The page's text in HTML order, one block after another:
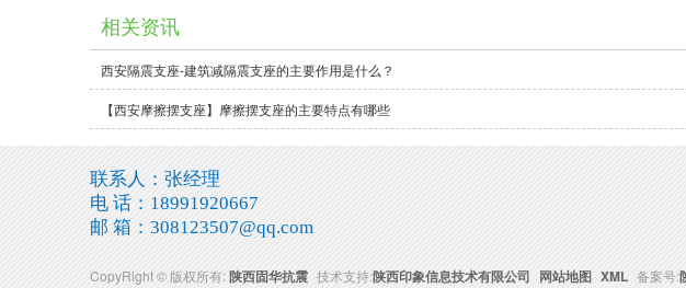
相关资讯
西安隔震支座-建筑减隔震支座的主要作用是什么？
【西安摩擦摆支座】摩擦摆支座的主要特点有哪些
联系人：张经理
电 话：18991920667
邮 箱：308123507@qq.com
CopyRight © 版权所有:陕西固华抗震 技术支持:陕西印象信息技术有限公司 网站地图 XML 备案号: